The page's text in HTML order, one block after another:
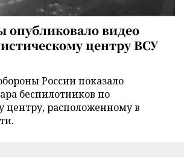
видео
центру ВСУ
России показало
беспилотников по
центру, расположенному в